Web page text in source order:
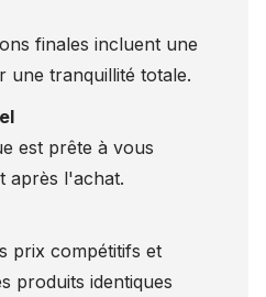
finales incluent une
une tranquillité totale.
est prête à vous
après l'achat.
prix compétitifs et
produits identiques